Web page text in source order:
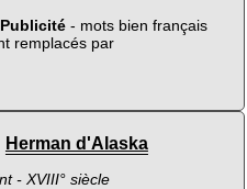
Publicité- mots bien français
remplacés par
Herman d'Alaska
- XVIII° siècle